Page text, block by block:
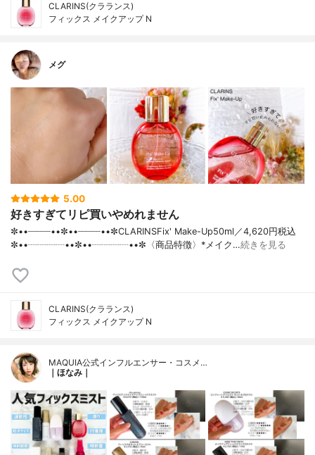
CLARINS(クラランス)
フィックス メイクアップ N
メグ
5.00
好きすぎてリピ買いやめれません
✼••┈┈┈┈••✼••┈┈┈┈••✼CLARINSFix' Make-Up50ml／4,620円税込
✼••┈┈┈┈••✼••┈┈┈┈••✼〈商品特徴〉*メイク…続きを見る
CLARINS(クラランス)
フィックス メイクアップ N
MAQUIA公式インフルエンサー・コスメ…
｜ほなみ｜